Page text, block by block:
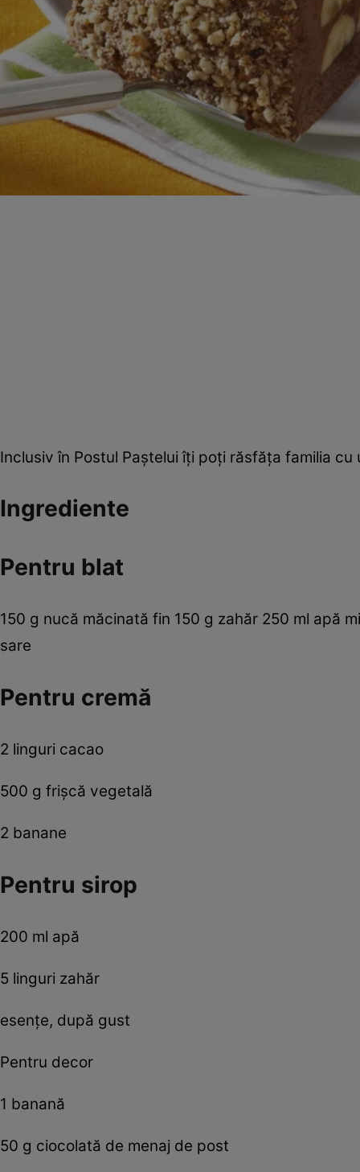
Inclusiv în Postul Paştelui îţi poţi răsfăţa familia
Ingrediente
Pentru blat
150 g nucă măcinată fin 150 g zahăr 250 ml apă
sare
Pentru cremă
2 linguri cacao
500 g frişcă vegetală
2 banane
Pentru sirop
200 ml apă
5 linguri zahăr
esenţe, după gust
Pentru decor
1 banană
50 g ciocolată de menaj de post